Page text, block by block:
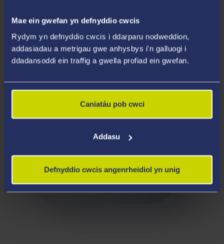
Mae ein gwefan yn defnyddio cwcis
Rydym yn defnyddio cwcis i ddarparu nodweddion,
addasiadau a metrigau gwe anhysbys i'n galluogi i
ddadansoddi ein traffig a gwella profiad ein gwefan.
Caniatáu pob cwci
Addasu
Defnyddio cwcis angenrheidiol yn unig